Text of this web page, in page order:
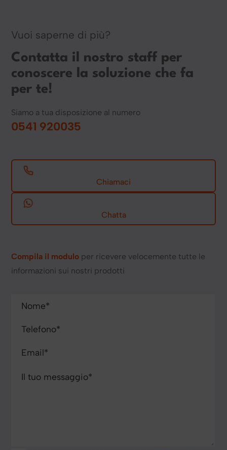
Compila il modulo per ricevere velocemente tutte le
informazioni sui nostri prodotti
Vuoi saperne di più?
Contatta il nostro staff per
conoscere la soluzione che fa
per te!
Siamo a tua disposizione al numero
0541 920035
Chiamaci
Chatta